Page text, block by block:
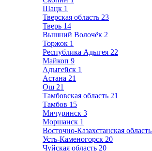
Шацк 1
Тверская область 23
Тверь 14
Вышний Волочёк 2
Торжок 1
Республика Адыгея 22
Майкоп 9
Адыгейск 1
Астана 21
Ош 21
Тамбовская область 21
Тамбов 15
Мичуринск 3
Моршанск 1
Восточно-Казахстанская область
Усть-Каменогорск 20
Чуйская область 20